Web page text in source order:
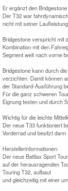
Er ergänzt den
Der T32 war
nicht mit seiner
Bridgestone verspricht mit
Kombination mit den
Segment weit nach vorne
Bridgestone kann durch
verzichten. Damit können
der Standard-Ausführung
Für die ganz schweren
Eignung testen und durch
Wichtig für die leichte
Der neue T33 funktioniert
Vorderrad und besitzt
Herstellerinformationen:
Der neue Battlax Sport
auf der herausragenden
Touring T32, aufbaut
und gleichzeitig mit einer